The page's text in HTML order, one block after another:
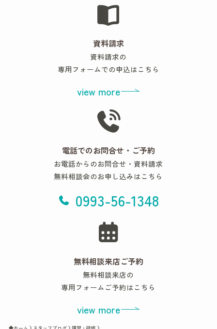
資料請求
資料請求の
専用フォームでの申込はこちら
view more
電話でのお問合せ・ご予約
お電話からのお問合せ・資料請求
無料相談会のお申し込みはこちら
0993-56-1348
無料相談来店ご予約
無料相談来店の
専用フォームご予約はこちら
view more